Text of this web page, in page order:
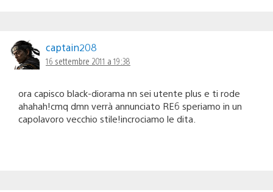
captain208
16 settembre 2011 a 19:38
ora capisco black-diorama nn sei utente plus e ti rode
ahahah!cmq dmn verrà annunciato RE6 speriamo in un
capolavoro vecchio stile!incrociamo le dita.